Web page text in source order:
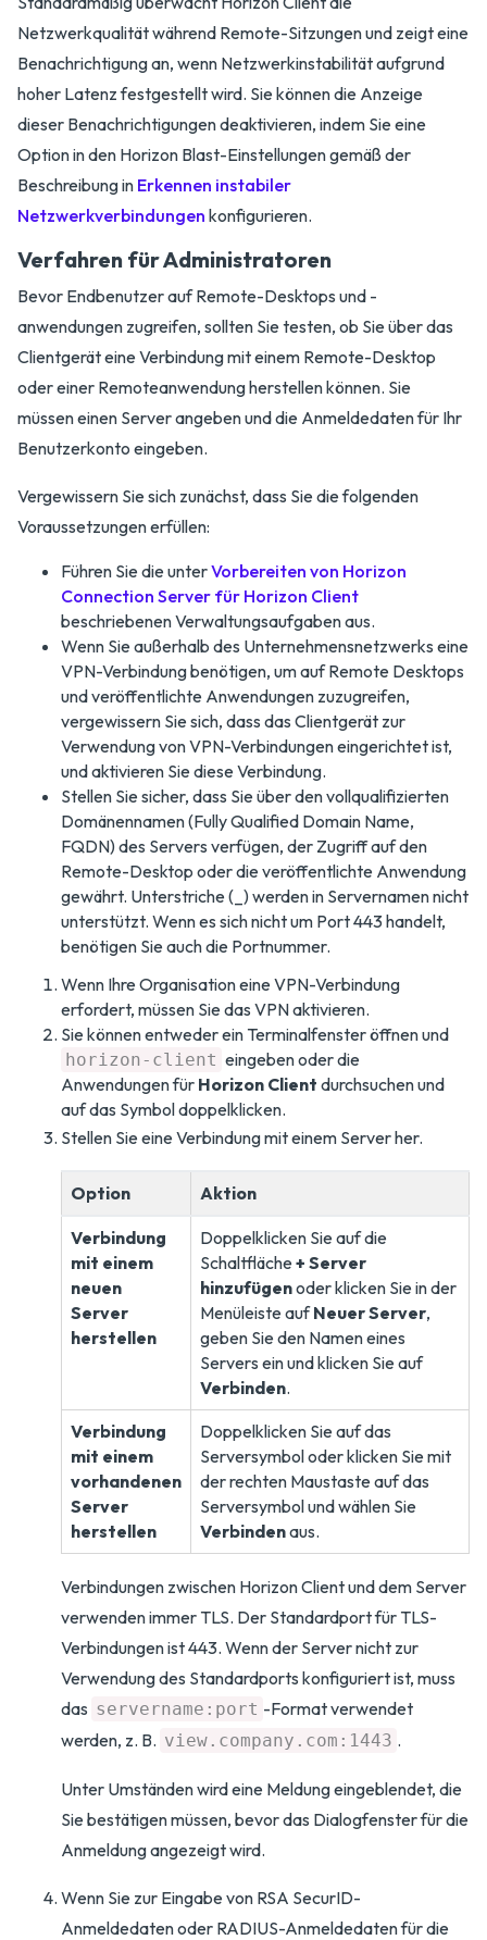
Netzwerkqualität während Remote-Sitzungen und zeigt eine
Benachrichtigung an, wenn Netzwerkinstabilität aufgrund
hoher Latenz festgestellt wird. Sie können die Anzeige
dieser Benachrichtigungen deaktivieren, indem Sie eine
Option in den Horizon Blast-Einstellungen gemäß der
Beschreibung in Erkennen instabiler
Netzwerkverbindungen konfigurieren.
Verfahren für Administratoren
Bevor Endbenutzer auf Remote-Desktops und -
anwendungen zugreifen, sollten Sie testen, ob Sie über das
Clientgerät eine Verbindung mit einem Remote-Desktop
oder einer Remoteanwendung herstellen können. Sie
müssen einen Server angeben und die Anmeldedaten für Ihr
Benutzerkonto eingeben.
Vergewissern Sie sich zunächst, dass Sie die folgenden
Voraussetzungen erfüllen:
Führen Sie die unterVorbereiten von Horizon
Connection Server für Horizon Client
beschriebenen Verwaltungsaufgaben aus.
Wenn Sie außerhalb des Unternehmensnetzwerks eine
VPN-Verbindung benötigen, um auf Remote Desktops
und veröffentlichte Anwendungen zuzugreifen,
vergewissern Sie sich, dass das Clientgerät zur
Verwendung von VPN-Verbindungen eingerichtet ist,
und aktivieren Sie diese Verbindung.
Stellen Sie sicher, dass Sie über den vollqualifizierten
Domänennamen (Fully Qualified Domain Name,
FQDN) des Servers verfügen, der Zugriff auf den
Remote-Desktop oder die veröffentlichte Anwendung
gewährt. Unterstriche (_) werden in Servernamen nicht
unterstützt. Wenn es sich nicht um Port 443 handelt,
benötigen Sie auch die Portnummer.
Wenn Ihre Organisation eine VPN-Verbindung
erfordert, müssen Sie das VPN aktivieren.
Sie können entweder ein Terminalfenster öffnen und
horizon-client eingeben oder die
Anwendungen für Horizon Client durchsuchen und
auf das Symbol doppelklicken.
Stellen Sie eine Verbindung mit einem Server her.
Option Aktion
Verbindung
mit einem
neuen
Server
herstellen
Doppelklicken Sie auf die
Schaltfläche+ Server
hinzufügenoder klicken Sie in der
Menüleiste aufNeuer Server,
geben Sie den Namen eines
Servers ein und klicken Sie auf
Verbinden.
Verbindung
mit einem
vorhandenen
Server
herstellen
Doppelklicken Sie auf das
Serversymbol oder klicken Sie mit
der rechten Maustaste auf das
Serversymbol und wählen Sie
Verbindenaus.
Verbindungen zwischen Horizon Client und dem Server
verwenden immer TLS. Der Standardport für TLS-
Verbindungen ist 443. Wenn der Server nicht zur
Verwendung des Standardports konfiguriert ist, muss
das servername:port -Format verwendet
werden, z. B. view.company.com:1443 .
Unter Umständen wird eine Meldung eingeblendet, die
Sie bestätigen müssen, bevor das Dialogfenster für die
Anmeldung angezeigt wird.
Wenn Sie zur Eingabe von RSA SecurID-
Anmeldedaten oder RADIUS-Anmeldedaten für die